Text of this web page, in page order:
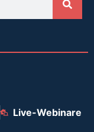
Live-Webinare